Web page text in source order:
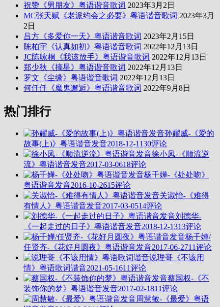
祝赞《男朋友》粤语谐音歌词 2023年3月2日
MC张天赋《老派约会之必要》粤语谐音歌词 2023年3月
2日
吕方《多爱你一天》粤语谐音歌词 2023年2月15日
陈柏宇《认真如初》粤语谐音歌词 2022年12月13日
JC陈咏桐《我该放手》粤语谐音歌词 2022年12月13日
郑少秋《摘星》粤语谐音歌词 2022年12月13日
罗文《尘缘》粤语谐音歌词 2022年12月13日
何仟仟《魔鬼邂逅》粤语谐音歌词 2022年9月8日
热门排行
孙耀威-《爱的
故事(上)》粤语谐音发音2018-12-1130评论
徐小凤-《顺流逆
流》粤语谐音发音2017-03-0618评论
杨千嬅-《处处吻》
粤语谐音发音2016-10-2615评论
关淑怡-《难得
有情人》粤语谐音发音2017-03-0514评论
刘德华-
《一起走过的日子》粤语谐音发音2018-12-1313评论
杨千嬅/
任贤齐-《花好月圆夜》粤语谐音发音2017-06-2711评论
说理哥《不该用
情》粤语歌词谐音2021-05-1611评论
蔡国权-《不
装饰你的梦》粤语谐音发音2017-02-1811评论
周慧敏-《最爱》粤语